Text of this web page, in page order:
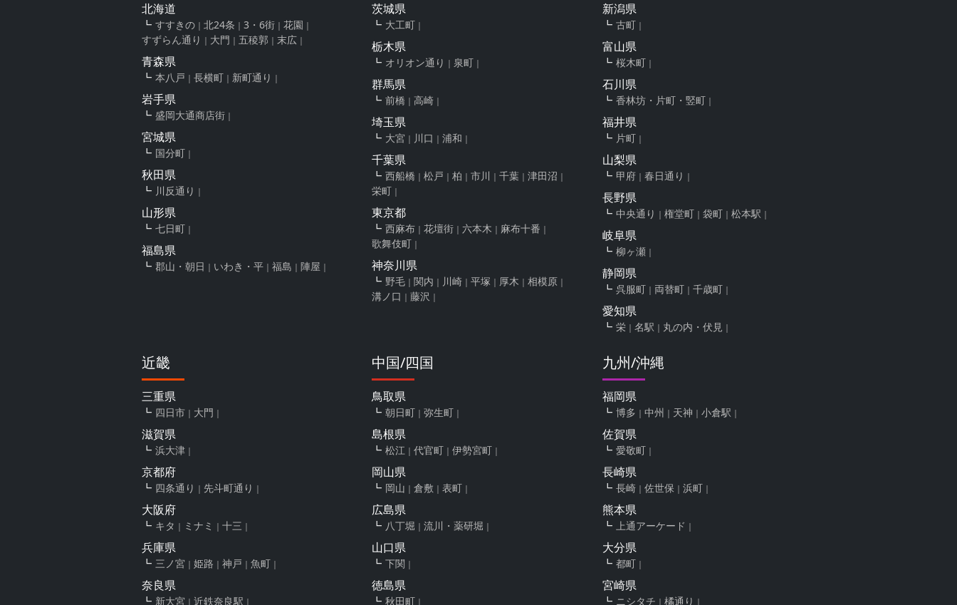
北海道
すすきの 北24条 3・6街
花園
すずらん通り
大門 五稜郭 末広
青森県
本八戸 長横町 新町通り
岩手県
盛岡大通商店街
宮城県
国分町
秋田県
川反通り
山形県
七日町
福島県
郡山・朝日 いわき・平 福島 陣屋
茨城県
大工町
栃木県
オリオン通り 泉町
群馬県
前橋 高崎
埼玉県
大宮 川口 浦和
千葉県
西船橋 松戸 柏 市川 千葉
津田沼
栄町
東京都
西麻布 花壇街 六本木
麻布十番
歌舞伎町
神奈川県
野毛 関内 川崎 平塚 厚木
相模原
溝ノ口
藤沢
新潟県
古町
富山県
桜木町
石川県
香林坊・片町・竪町
福井県
片町
山梨県
甲府 春日通り
長野県
中央通り 権堂町 袋町 松本駅
岐阜県
柳ヶ瀬
静岡県
呉服町 両替町 千歳町
愛知県
栄 名駅 丸の内・伏見
近畿
三重県
四日市 大門
滋賀県
浜大津
京都府
四条通り 先斗町通り
大阪府
キタ ミナミ 十三
兵庫県
三ノ宮 姫路 神戸 魚町
奈良県
新大宮 近鉄奈良駅
中国/四国
鳥取県
朝日町 弥生町
島根県
松江 代官町 伊勢宮町
岡山県
岡山 倉敷 表町
広島県
八丁堀 流川・薬研堀
山口県
下関
徳島県
秋田町
九州/沖縄
福岡県
博多 中州 天神 小倉駅
佐賀県
愛敬町
長崎県
長崎 佐世保 浜町
熊本県
上通アーケード
大分県
都町
宮崎県
ニシタチ 橘通り